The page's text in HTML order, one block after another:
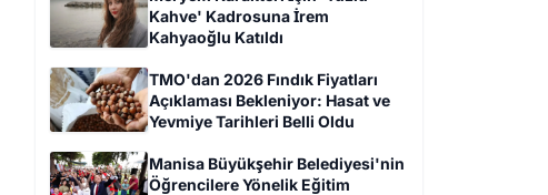
Kahve' Kadrosuna İrem
Kahyaoğlu Katıldı
TMO'dan 2026 Fındık Fiyatları
Açıklaması Bekleniyor: Hasat ve
Yevmiye Tarihleri Belli Oldu
Manisa Büyükşehir Belediyesi'nin
Öğrencilere Yönelik Eğitim